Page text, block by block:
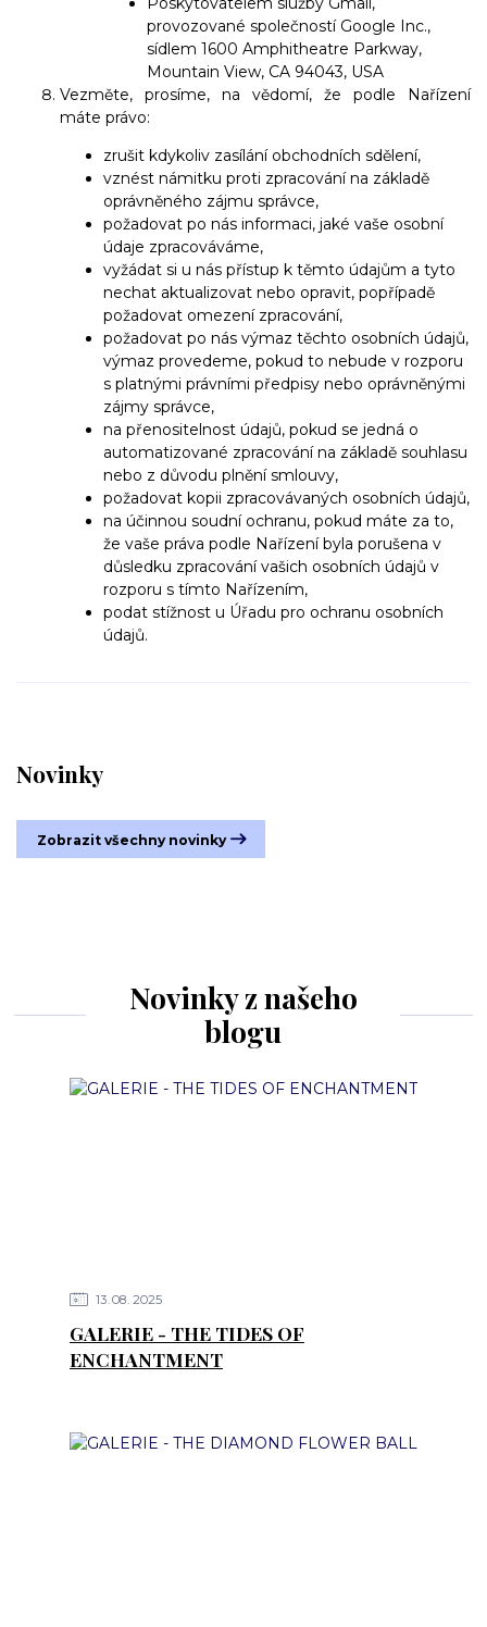
Novinky
Zobrazit všechny novinky
provozované společností Google Inc.,
sídlem 1600 Amphitheatre Parkway,
Mountain View, CA 94043, USA
Vezměte, prosíme, na vědomí, že podle Nařízení
máte právo:
zrušit kdykoliv zasílání obchodních sdělení,
vznést námitku proti zpracování na základě
oprávněného zájmu správce,
požadovat po nás informaci, jaké vaše osobní
údaje zpracováváme,
vyžádat si u nás přístup k těmto údajům a tyto
nechat aktualizovat nebo opravit, popřípadě
požadovat omezení zpracování,
požadovat po nás výmaz těchto osobních údajů,
výmaz provedeme, pokud to nebude v rozporu
s platnými právními předpisy nebo oprávněnými
zájmy správce,
na přenositelnost údajů, pokud se jedná o
automatizované zpracování na základě souhlasu
nebo z důvodu plnění smlouvy,
požadovat kopii zpracovávaných osobních údajů,
na účinnou soudní ochranu, pokud máte za to,
že vaše práva podle Nařízení byla porušena v
důsledku zpracování vašich osobních údajů v
rozporu s tímto Nařízením,
podat stížnost u Úřadu pro ochranu osobních
údajů.
Novinky z našeho
blogu
13 08 2025
GALERIE - THE TIDES OF
ENCHANTMENT